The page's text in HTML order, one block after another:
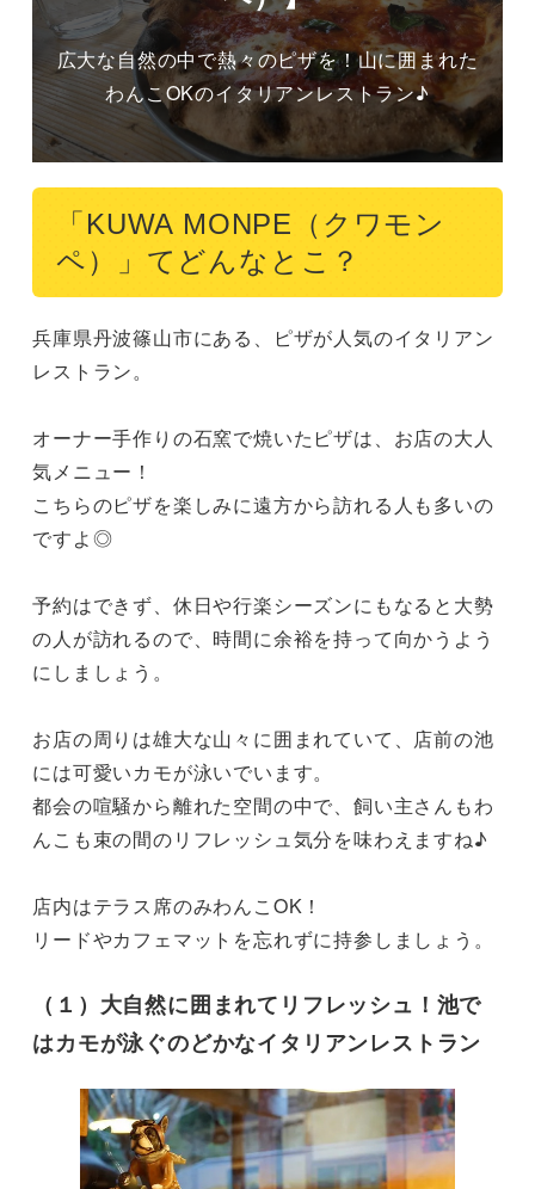
広大な自然の中で熱々のピザを！山に囲まれた
わんこOKのイタリアンレストラン♪
「KUWA MONPE（クワモン
ペ）」てどんなとこ？
兵庫県丹波篠山市にある、ピザが人気のイタリアン
レストラン。
オーナー手作りの石窯で焼いたピザは、お店の大人
気メニュー！
こちらのピザを楽しみに遠方から訪れる人も多いの
ですよ◎
予約はできず、休日や行楽シーズンにもなると大勢
の人が訪れるので、時間に余裕を持って向かうよう
にしましょう。
お店の周りは雄大な山々に囲まれていて、店前の池
には可愛いカモが泳いでいます。
都会の喧騒から離れた空間の中で、飼い主さんもわ
んこも束の間のリフレッシュ気分を味わえますね♪
店内はテラス席のみわんこOK！
リードやカフェマットを忘れずに持参しましょう。
（１）大自然に囲まれてリフレッシュ！池で
はカモが泳ぐのどかなイタリアンレストラン